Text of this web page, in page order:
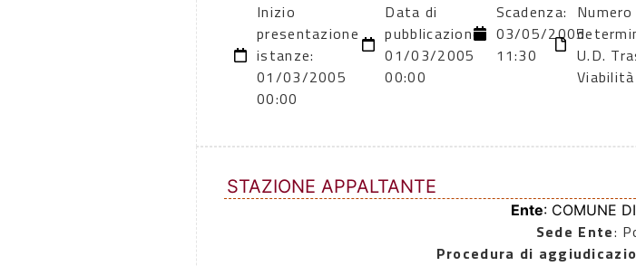
Inizio
presentazione
istanze:
01/03/2005
00:00
Data di
pubblicazione:
01/03/2005
00:00
Scadenza:
03/05/2005
11:30
U.D.
STAZIONE APPALTANTE
Ente: COMUNE
Sede Ente:
Procedura di